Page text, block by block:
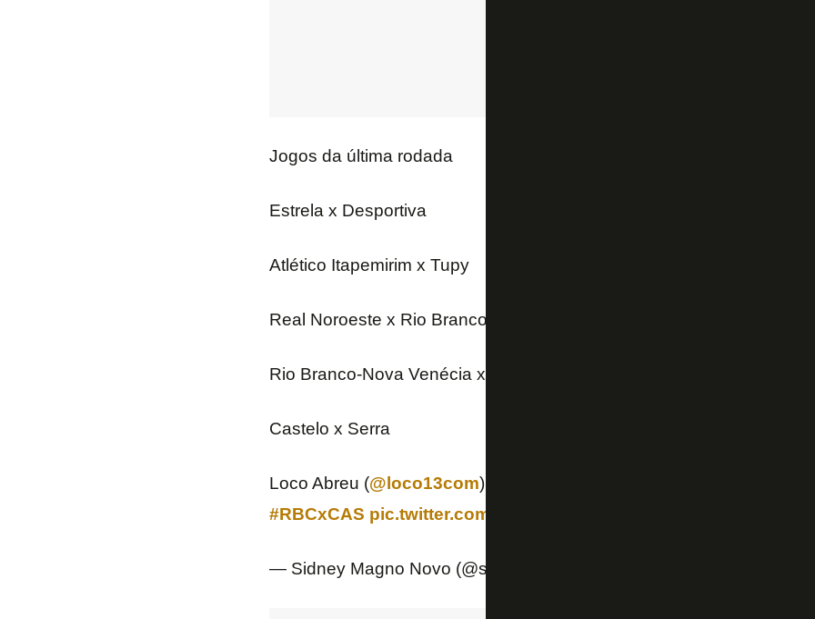
Jogos da última rodada
Estrela x Desportiva
Atlético Itapemirim x Tupy
Real Noroeste x Rio Branco
Rio Branco-Nova Venécia x Vitória
Castelo x Serra
Loco Abreu (@loco13com) vira em cobrança de pênalti
#RBCxCAS pic.twitter.com/bGD4cY3WBt
— Sidney Magno Novo (@sidneynovo)